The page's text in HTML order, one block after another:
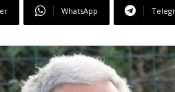
WhatsApp